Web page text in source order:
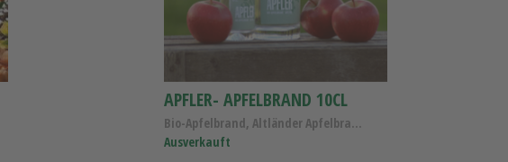
APFLER- APFELBRAND 10CL
Bio-Apfelbrand, Altländer Apfelbrand Bio
Ausverkauft